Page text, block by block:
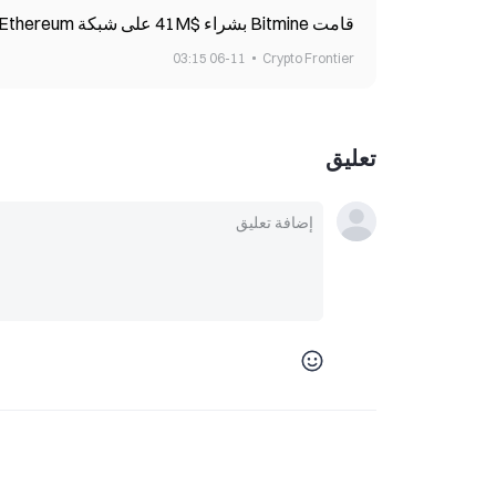
قامت Bitmine بشراء $41M على شبكة Ethereum، مع توسع صندوق الخزانة المؤسسي
Crypto Frontier
06-11 03:15
تعليق